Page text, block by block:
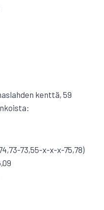
kenttä, 59
73,55-x-x-x-75,78)